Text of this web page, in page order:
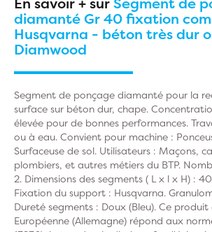
diamanté Gr 40 fixation
Husqvarna - béton très dur
Diamwood
Segment de ponçage diamanté pour la
surface sur béton dur, chape.
élevée pour de bonnes performances.
ou à eau. Convient pour machine :
Surfaceuse de sol. Utilisateurs : Maçons,
plombiers, et autres métiers du BTP.
2. Dimensions des segments ( L x l x H) :
Fixation du support : Husqvarna.
Dureté segments : Doux (Bleu). Ce
Européenne (Allemagne) répond aux